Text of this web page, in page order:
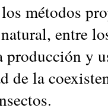
métodos
entre
y
de la